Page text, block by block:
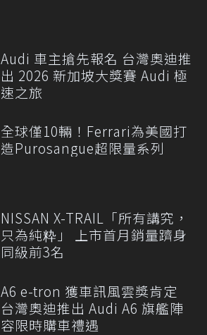
Audi 車主搶先報名 台灣奧迪推
出 2026 新加坡大獎賽 Audi 極
速之旅
全球僅10輛！Ferrari為美國打
造Purosangue超限量系列
NISSAN X-TRAIL「所有講究，
只為純粋」 上市首月銷量躋身
同級前3名
A6 e-tron 獲車訊風雲獎肯定
台灣奧迪推出 Audi A6 旗艦陣
容限時購車禮遇